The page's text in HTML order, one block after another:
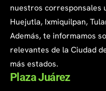
nuestros corresponsales
Huejutla, Ixmiquilpan,
Además, te informamos
relevantes de la Ciudad
más estados.
Plaza Juárez